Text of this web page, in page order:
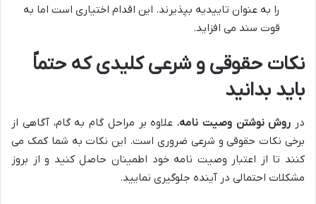
را به عنوان تاییدیه بپذیرند. این اقدام اختیاری است اما به
قوت سند می افزاید.
نکات حقوقی و شرعی کلیدی که حتماً
باید بدانید
در روش نوشتن وصیت نامه، علاوه بر مراحل گام به گام، آگاهی از
برخی نکات حقوقی و شرعی ضروری است. این نکات به شما کمک می
کنند تا از اعتبار وصیت نامه خود اطمینان حاصل کنید و از بروز
مشکلات احتمالی در آینده جلوگیری نمایید.